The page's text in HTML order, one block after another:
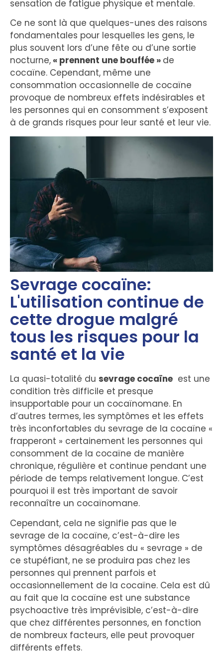
sensation de fatigue physique et mentale.
Ce ne sont là que quelques-unes des raisons
fondamentales pour lesquelles les gens, le
plus souvent lors d’une fête ou d’une sortie
nocturne, « prennent une bouffée » de
cocaïne. Cependant, même une
consommation occasionnelle de cocaïne
provoque de nombreux effets indésirables et
les personnes qui en consomment s’exposent
à de grands risques pour leur santé et leur vie.
Sevrage cocaïne:
L'utilisation continue de
cette drogue malgré
tous les risques pour la
santé et la vie
La quasi-totalité du sevrage cocaïne est une
condition très difficile et presque
insupportable pour un cocaïnomane. En
d’autres termes, les symptômes et les effets
très inconfortables du sevrage de la cocaïne «
frapperont » certainement les personnes qui
consomment de la cocaïne de manière
chronique, régulière et continue pendant une
période de temps relativement longue. C’est
pourquoi il est très important de savoir
reconnaître un cocaïnomane.
Cependant, cela ne signifie pas que le
sevrage de la cocaïne, c’est-à-dire les
symptômes désagréables du « sevrage » de
ce stupéfiant, ne se produira pas chez les
personnes qui prennent parfois et
occasionnellement de la cocaïne. Cela est dû
au fait que la cocaïne est une substance
psychoactive très imprévisible, c’est-à-dire
que chez différentes personnes, en fonction
de nombreux facteurs, elle peut provoquer
différents effets.